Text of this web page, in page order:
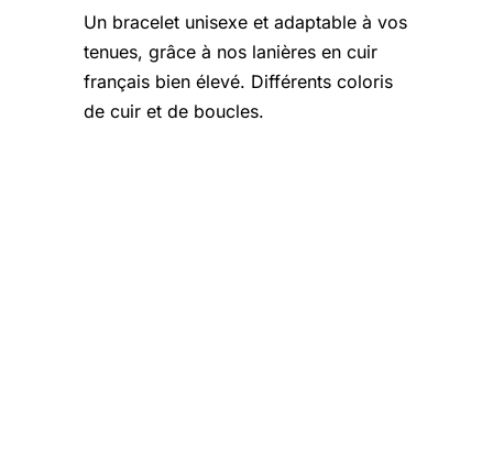
Un bracelet unisexe et adaptable à vos
tenues, grâce à nos lanières en cuir
français bien élevé. Différents coloris
de cuir et de boucles.